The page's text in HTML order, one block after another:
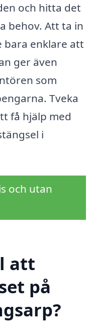
och hitta det
behov. Att ta in
enklare att
ger även
som
Tveka
få hjälp med
i
och utan
att
på